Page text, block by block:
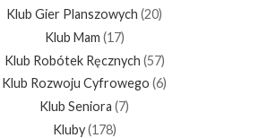
Klub Gier Planszowych (20)
Klub Mam (17)
Klub Robótek Ręcznych (57)
Klub Rozwoju Cyfrowego (6)
Klub Seniora (7)
Kluby(178)